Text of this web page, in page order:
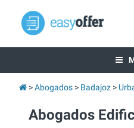
Abogados Badajoz
Abogados